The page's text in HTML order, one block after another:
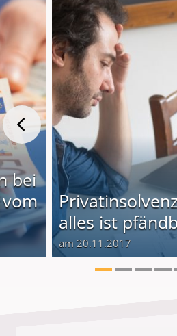
bei
alles ist
am 20.11.2017